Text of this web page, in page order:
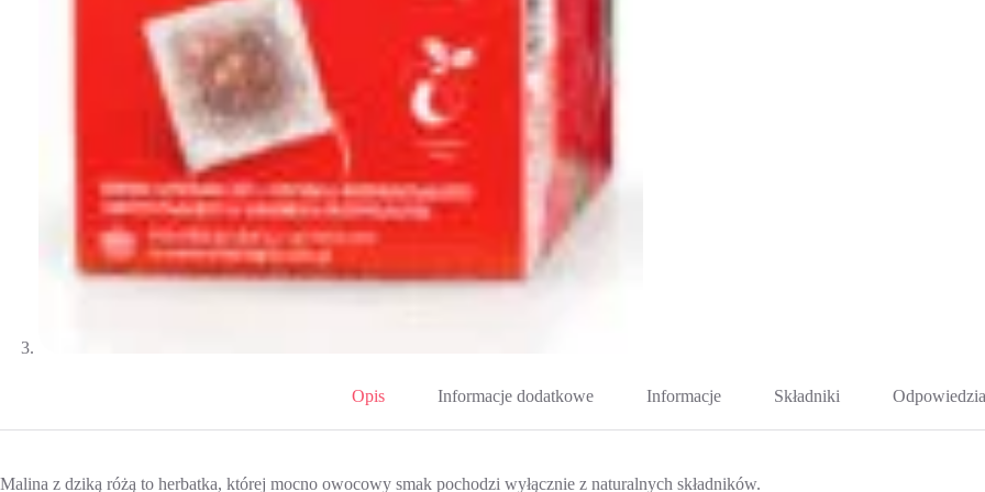
Opis Informacje dodatkowe Informacje Składniki
Malina z dziką różą to herbatka, której mocno owocowy smak pochodzi wyłącznie z naturalnych składników.